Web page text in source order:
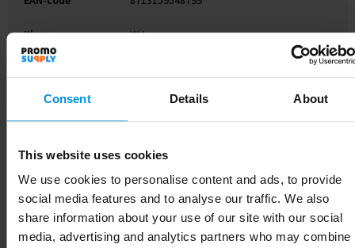
Consent Details About
This website uses cookies
We use cookies to personalise content and ads, to provide
social media features and to analyse our traffic. We also
share information about your use of our site with our social
media, advertising and analytics partners who may combine
Kleur Wit
Lengte
Gerelateerde producten